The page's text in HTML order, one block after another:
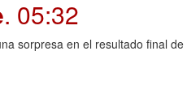
. 05:32
sorpresa en el resultado final